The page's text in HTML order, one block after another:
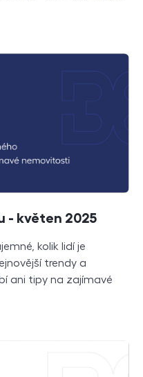
- květen 2025
kolik lidí je
trendy a
ani tipy na zajímavé